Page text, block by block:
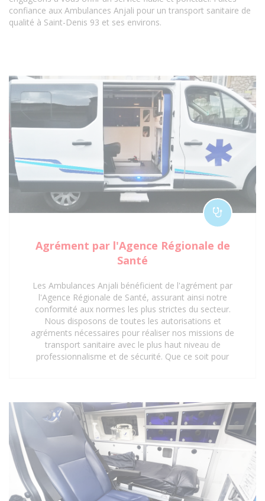
confiance aux Ambulances Anjali pour un transport sanitaire de
qualité à Saint-Denis 93 et ses environs.
Agrément par l'Agence Régionale de
Santé
Les Ambulances Anjali bénéficient de l'agrément par
l'Agence Régionale de Santé, assurant ainsi notre
conformité aux normes les plus strictes du secteur.
Nous disposons de toutes les autorisations et
agréments nécessaires pour réaliser nos missions de
transport sanitaire avec le plus haut niveau de
professionnalisme et de sécurité. Que ce soit pour
en charge optimale et réglementaire. Faites
confiance à notre expertise et à nos agréments pour
un service de transport sanitaire fiable et sécurisé à
Saint-Denis 93 et ses environs.